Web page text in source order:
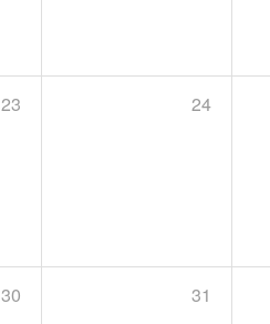
23 24
30 31